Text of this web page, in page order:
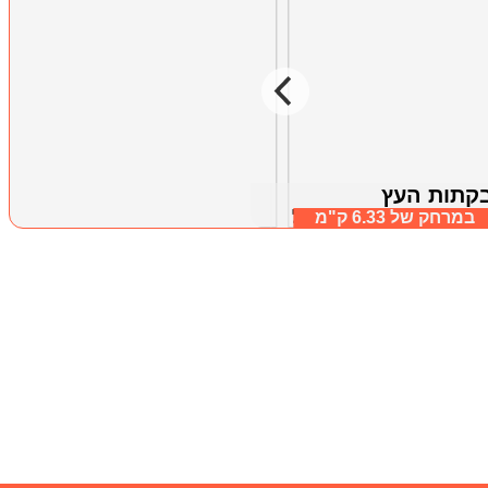
דלית אל כרמל, חיפה וחוף
העץ
כרמל, חיפה וחוף הכרמל
במרחק של 6.33 ק"מ